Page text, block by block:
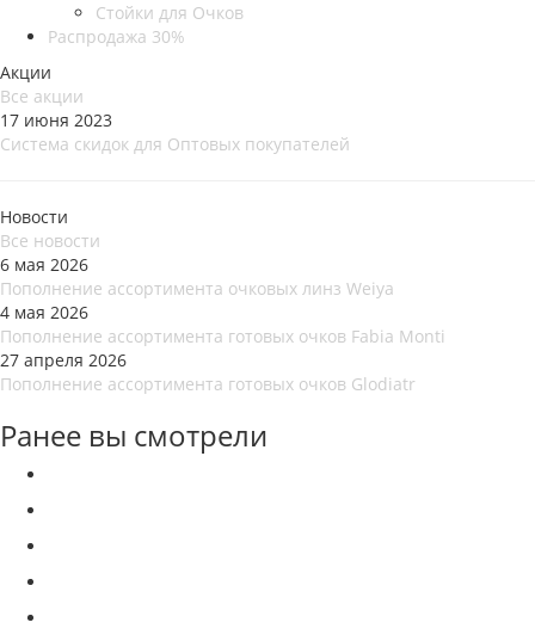
Стойки для Очков
Распродажа 30%
Акции
Все акции
17 июня 2023
Система скидок для Оптовых покупателей
Новости
Все новости
6 мая 2026
Пополнение ассортимента очковых линз Weiya
4 мая 2026
Пополнение ассортимента готовых очков Fabia Monti
27 апреля 2026
Пополнение ассортимента готовых очков Glodiatr
Ранее вы смотрели